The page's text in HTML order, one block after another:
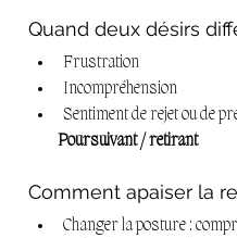
Quand deux désirs
Frustration
Incompréhension
Sentiment de rejet ou de
Poursuivant / retirant
Comment apaiser la
Changer la posture :